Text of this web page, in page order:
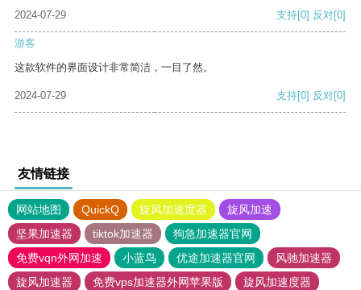
2024-07-29
支持[0] 反对[0]
游客
这款软件的界面设计非常简洁，一目了然。
2024-07-29 支持[0] 反对[0]
友情链接
网站地图 QuickQ 旋风加速度器
旋风加速
坚果加速器
tiktok加速器
狗急加速器官网
免费vqn外网加速
小蓝鸟 优途加速器官网
风驰加速器
旋风加速器
免费vps加速器外网苹果版
旋风加速度器